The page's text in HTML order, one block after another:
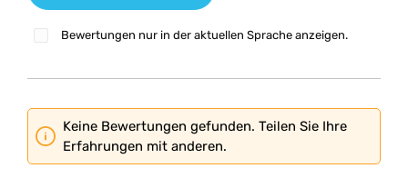
Bewertungen nur in der aktuellen Sprache anzeigen.
Keine Bewertungen gefunden. Teilen Sie Ihre
Erfahrungen mit anderen.